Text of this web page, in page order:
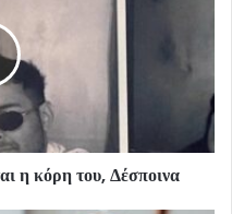
η κόρη του, Δέσποινα